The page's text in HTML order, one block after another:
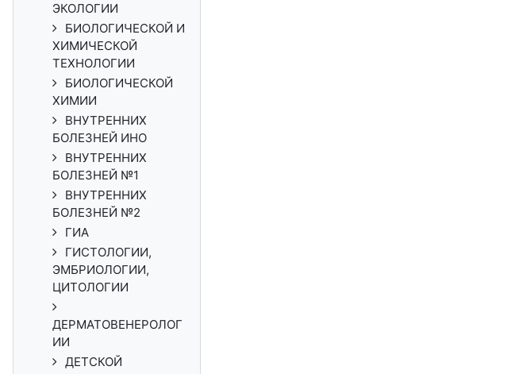
ЭКОЛОГИИ
БИОЛОГИЧЕСКОЙ И
ХИМИЧЕСКОЙ
ТЕХНОЛОГИИ
БИОЛОГИЧЕСКОЙ
ХИМИИ
ВНУТРЕННИХ
БОЛЕЗНЕЙ ИНО
ВНУТРЕННИХ
БОЛЕЗНЕЙ №1
ВНУТРЕННИХ
БОЛЕЗНЕЙ №2
ГИА
ГИСТОЛОГИИ,
ЭМБРИОЛОГИИ,
ЦИТОЛОГИИ
ДЕРМАТОВЕНЕРОЛОГ
ИИ
ДЕТСКОЙ